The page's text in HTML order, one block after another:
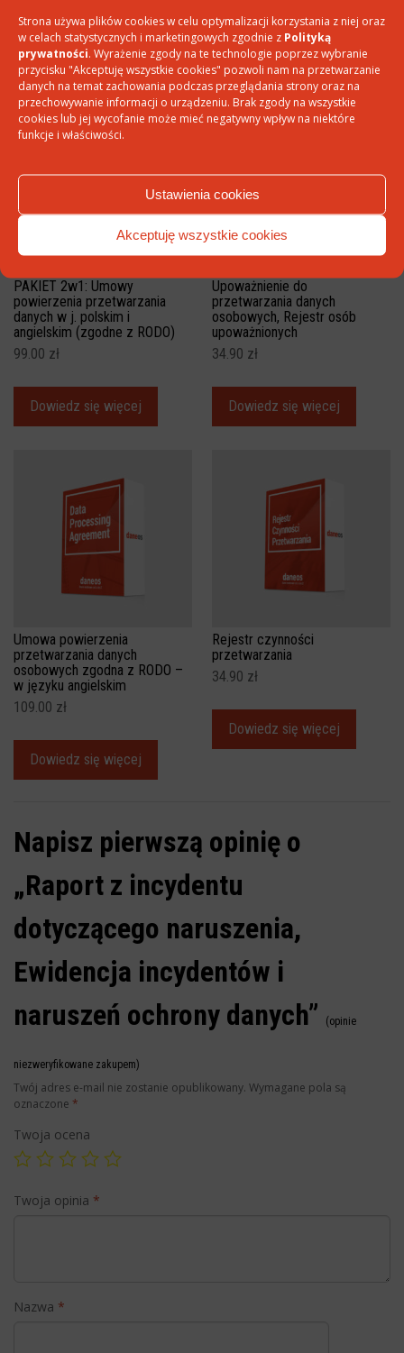
Strona używa plików cookies w celu optymalizacji korzystania z niej oraz
w celach statystycznych i marketingowych zgodnie z Polityką
prywatności. Wyrażenie zgody na te technologie poprzez wybranie
przycisku "Akceptuję wszystkie cookies" pozwoli nam na przetwarzanie
danych na temat zachowania podczas przeglądania strony oraz na
przechowywanie informacji o urządzeniu. Brak zgody na wszystkie
cookies lub jej wycofanie może mieć negatywny wpływ na niektóre
funkcje i właściwości.
Akceptuję wszystkie cookies
Ustawienia cookies
wymagane zagadnienia
Inne wzrory dokumentow
PAKIET 2w1: Umowy
powierzenia przetwarzania
danych w j. polskim i
angielskim (zgodne z RODO)
99.00 zł
Dowiedz się więcej
Upoważnienie do
przetwarzania danych
osobowych, Rejestr osób
upoważnionych
34.90 zł
Dowiedz się więcej
Umowa powierzenia
przetwarzania danych
osobowych zgodna z RODO –
w języku angielskim
109.00 zł
Dowiedz się więcej
Rejestr czynności
przetwarzania
34.90 zł
Dowiedz się więcej
Napisz pierwszą opinię o
„Raport z incydentu
dotyczącego naruszenia,
Ewidencja incydentów i
naruszeń ochrony danych”
(opinie
niezweryfikowane zakupem)
Twój adres e-mail nie zostanie opublikowany. Wymagane pola są
oznaczone *
Twoja ocena
Twoja opinia *
Nazwa *